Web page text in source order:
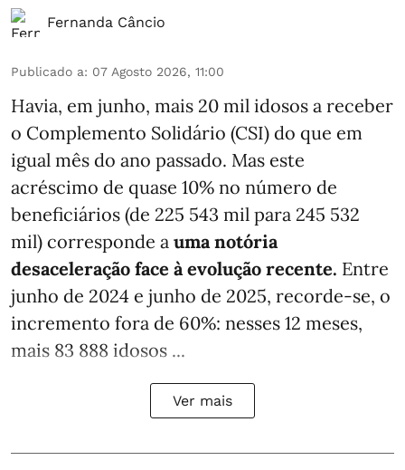
Fernanda Câncio
Publicado a: 07 Agosto 2026, 11:00
Havia, em junho, mais 20 mil idosos a receber
o Complemento Solidário (CSI) do que em
igual mês do ano passado. Mas este
acréscimo de quase 10% no número de
beneficiários (de 225 543 mil para 245 532
mil) corresponde a uma notória
desaceleração face à evolução recente. Entre
junho de 2024 e junho de 2025, recorde-se, o
incremento fora de 60%: nesses 12 meses,
mais 83 888 idosos ...
Ver mais